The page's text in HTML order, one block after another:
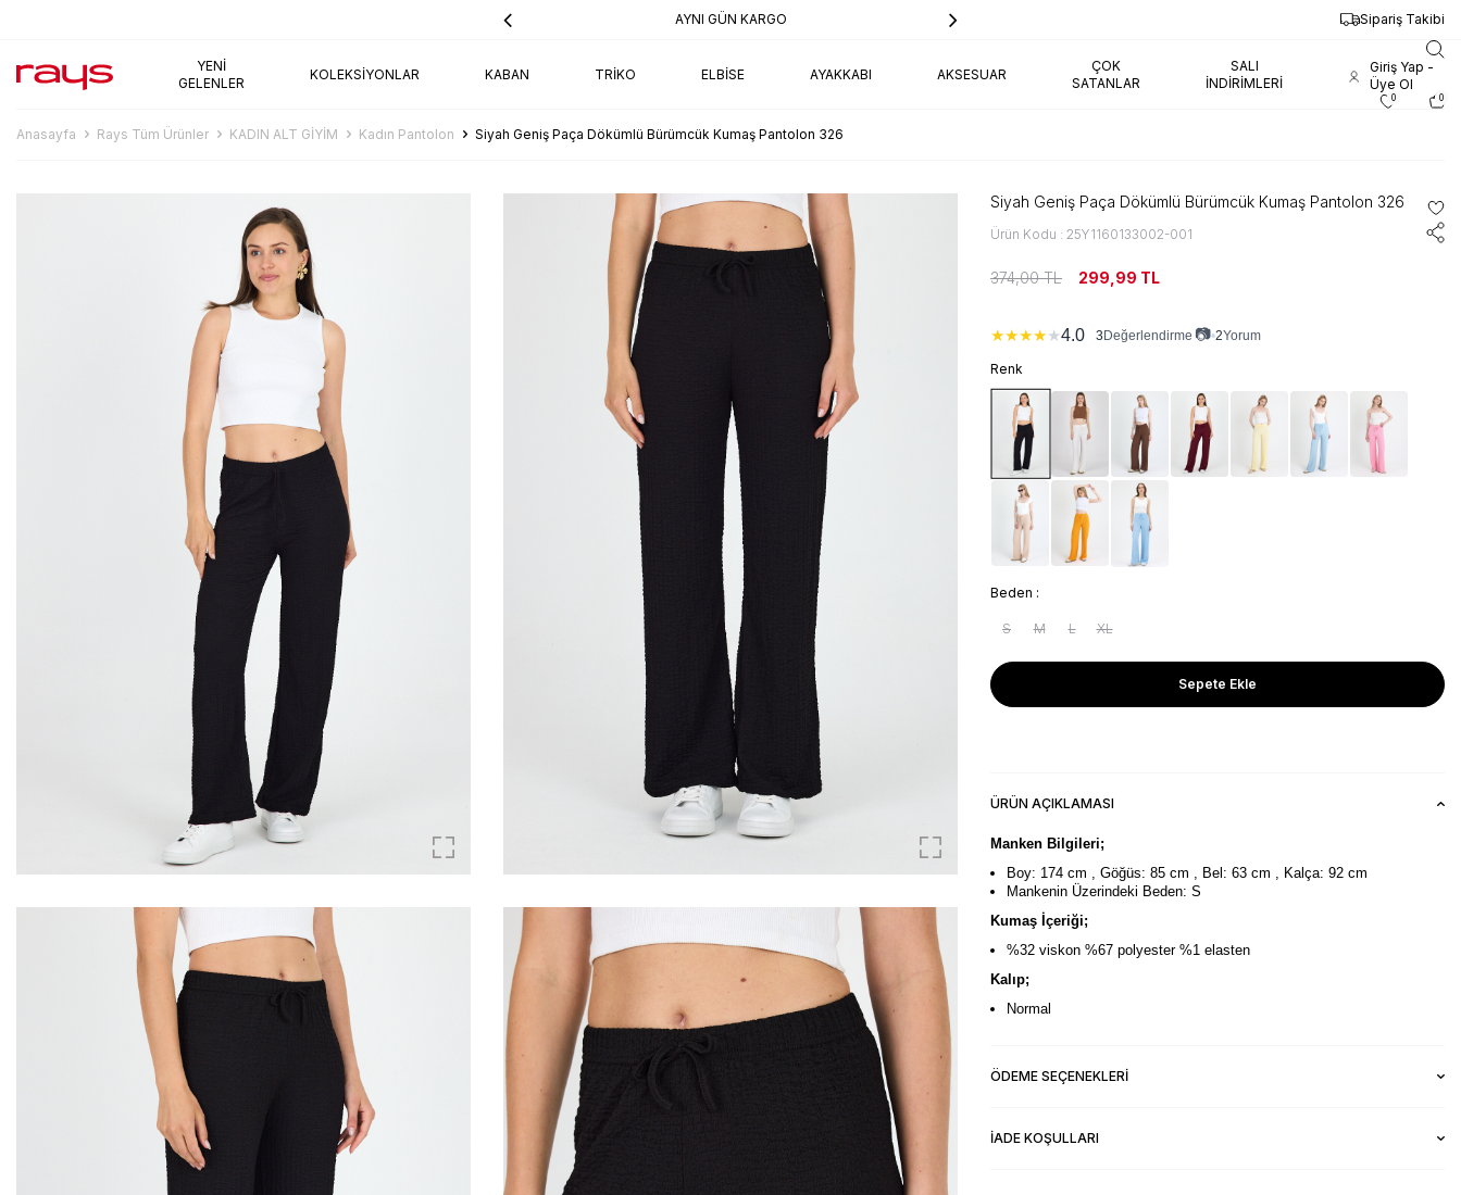
AYNI GÜN KARGO Sipariş Takibi
YENI
GELENLER
KOLEKSIYONLAR KABAN TRIKO ELBISE AYAKKABI AKSESUAR
ÇOK
SATANLAR
SALI
İNDIRIMLERI
Giriş Yap -
Üye Ol
0 0
Anasayfa Rays Tüm Ürünler KADIN ALT GİYİM Kadın Pantolon Siyah Geniş Paça Dökümlü Bürümcük Kumaş Pantolon 326
Siyah Geniş Paça Dökümlü Bürümcük Kumaş Pantolon 326
Ürün Kodu : 25Y1160133002-001
374,00TL 299,99 TL
★★★★★4.0 3 Değerlendirme 📷•2Yorum
Renk
Beden :
S M L XL
Sepete Ekle
ÜRÜN AÇIKLAMASI
Manken Bilgileri;
Boy: 174 cm , Göğüs: 85 cm , Bel: 63 cm , Kalça: 92 cm
Mankenin Üzerindeki Beden: S
Kumaş İçeriği;
%32 viskon %67 polyester %1 elasten
Kalıp;
Normal
ÖDEME SEÇENEKLERI
İADE KOŞULLARI